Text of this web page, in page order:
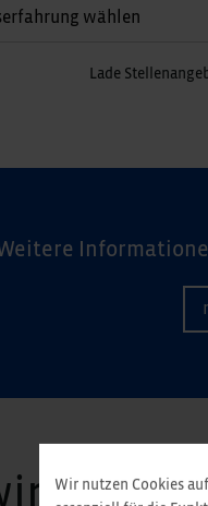
Lade
unter
Wir nutzen Cookies